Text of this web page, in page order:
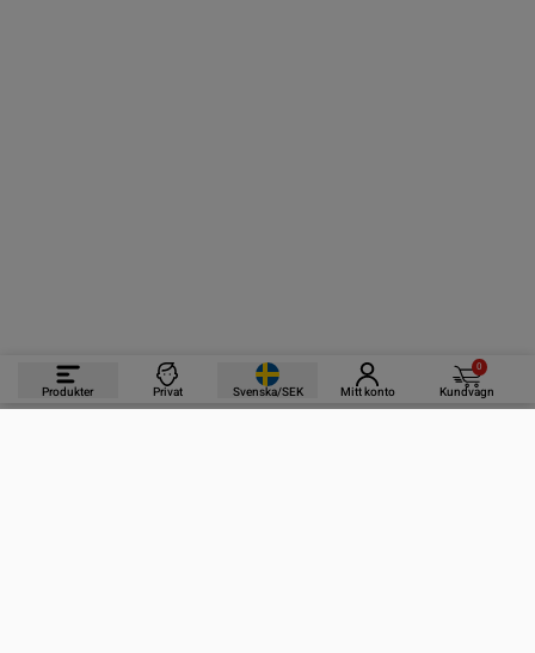
Produkter Privat Svenska/SEK Mitt konto
0
Kundvagn